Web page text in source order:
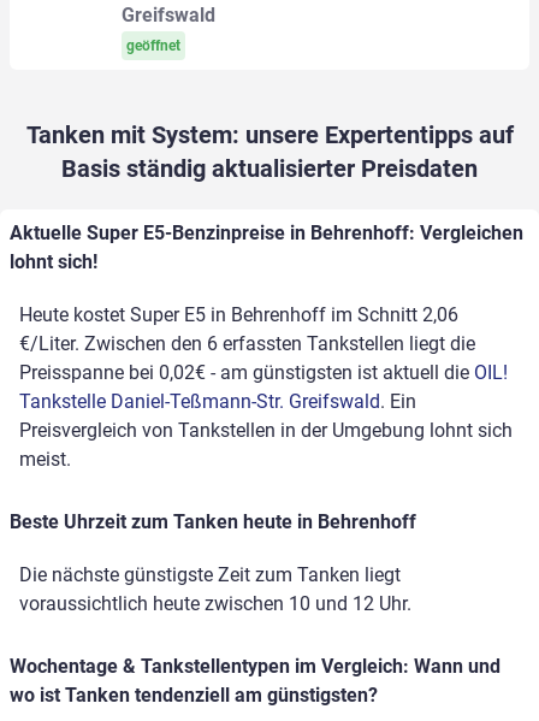
Greifswald
geöffnet
Tanken mit System: unsere Expertentipps auf
Basis ständig aktualisierter Preisdaten
Aktuelle Super E5-Benzinpreise in Behrenhoff: Vergleichen
lohnt sich!
Heute kostet Super E5 in Behrenhoff im Schnitt 2,06
€/Liter. Zwischen den 6 erfassten Tankstellen liegt die
Preisspanne bei 0,02€ - am günstigsten ist aktuell die OIL!
Tankstelle Daniel-Teßmann-Str. Greifswald. Ein
Preisvergleich von Tankstellen in der Umgebung lohnt sich
meist.
Beste Uhrzeit zum Tanken heute in Behrenhoff
Die nächste günstigste Zeit zum Tanken liegt
voraussichtlich heute zwischen 10 und 12 Uhr.
Wochentage & Tankstellentypen im Vergleich: Wann und
wo ist Tanken tendenziell am günstigsten?